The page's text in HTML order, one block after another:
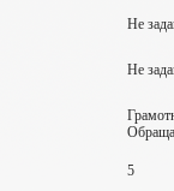
Не
Не
5